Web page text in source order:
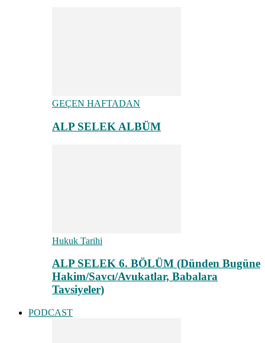
GEÇEN HAFTADAN
ALP SELEK ALBÜM
Hukuk Tarihi
ALP SELEK 6. BÖLÜM (Dünden Bugüne
Hakim/Savcı/Avukatlar, Babalara
Tavsiyeler)
PODCAST